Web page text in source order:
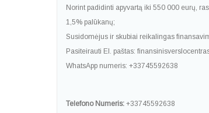
Norint padidinti apyvartą iki 550 000 eurų,
1,5% palūkanų;
Susidomėjus ir skubiai reikalingas
Pasiteirauti El. paštas:
WhatsApp numeris: +33745592638
Telefono Numeris: +33745592638